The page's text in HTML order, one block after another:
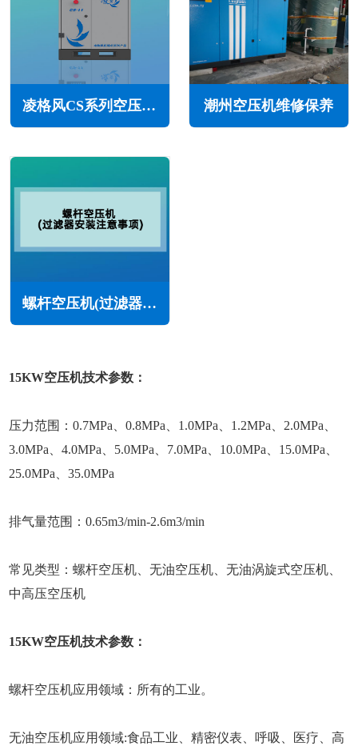
凌格风CS系列空压机的优势特点(采用阿特拉斯新一代节能主机) 潮州空压机维修保养
螺杆空压机(过滤器安装注意事项)
15KW空压机技术参数：
压力范围：0.7MPa、0.8MPa、1.0MPa、1.2MPa、2.0MPa、
3.0MPa、4.0MPa、5.0MPa、7.0MPa、10.0MPa、15.0MPa、
25.0MPa、35.0MPa
排气量范围：0.65m3/min-2.6m3/min
常见类型：螺杆空压机、无油空压机、无油涡旋式空压机、
中高压空压机
15KW空压机技术参数：
螺杆空压机应用领域：所有的工业。
无油空压机应用领域:食品工业、精密仪表、呼吸、医疗、高